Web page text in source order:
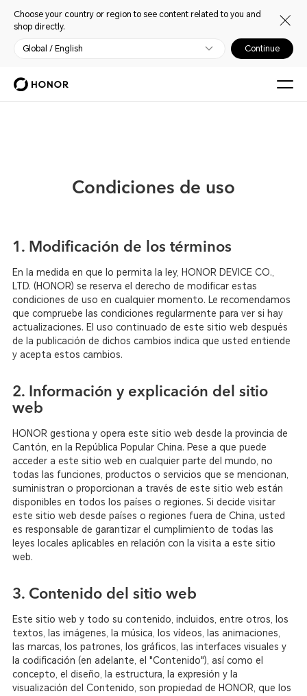
Choose your country or region to see content related to you and
shop directly.
Global / English Continue
Condiciones de uso
1. Modificación de los términos
En la medida en que lo permita la ley, HONOR DEVICE CO.,
LTD. (HONOR) se reserva el derecho de modificar estas
condiciones de uso en cualquier momento. Le recomendamos
que compruebe las condiciones regularmente para ver si hay
actualizaciones. El uso continuado de este sitio web después
de la publicación de dichos cambios indica que usted entiende
y acepta estos cambios.
2. Información y explicación del sitio
web
HONOR gestiona y opera este sitio web desde la provincia de
Cantón, en la República Popular China. Pese a que puede
acceder a este sitio web en cualquier parte del mundo, no
todas las funciones, productos o servicios que se mencionan,
suministran o proporcionan a través de este sitio web están
disponibles en todos los países o regiones. Si decide visitar
este sitio web desde países o regiones fuera de China, usted
es responsable de garantizar el cumplimiento de todas las
leyes locales aplicables en relación con la visita a este sitio
web.
3. Contenido del sitio web
Este sitio web y todo su contenido, incluidos, entre otros, los
textos, las imágenes, la música, los vídeos, las animaciones,
las marcas, los patrones, los gráficos, las interfaces visuales y
la codificación (en adelante, el "Contenido"), así como el
concepto, el diseño, la estructura, la expresión y la
visualización del Contenido, son propiedad de HONOR, que los